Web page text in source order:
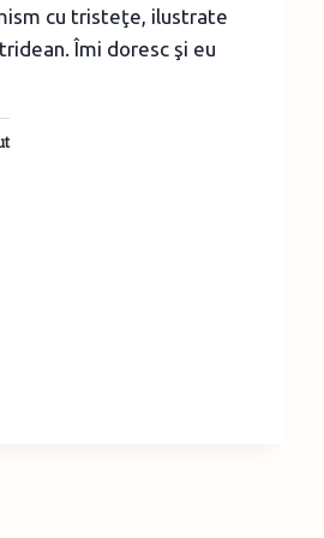
cu tristeţe, ilustrate
Îmi doresc şi eu